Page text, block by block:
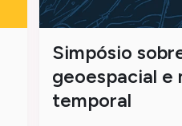
Simpósio
geoespacial e
temporal